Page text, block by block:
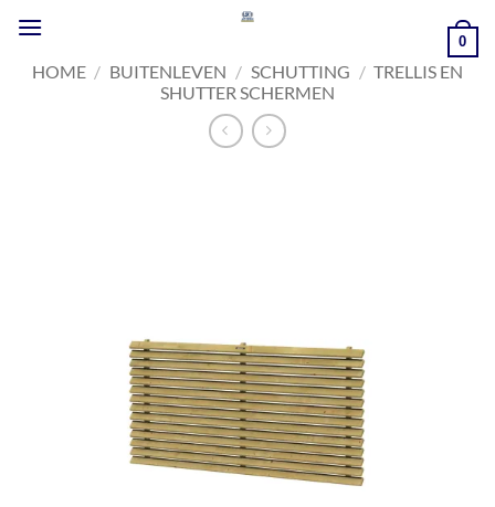
naar
inhoud
0
HOME / BUITENLEVEN / SCHUTTING / TRELLIS EN
SHUTTER SCHERMEN